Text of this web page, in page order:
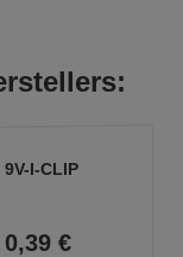
9V-I-CLIP
0,39 €